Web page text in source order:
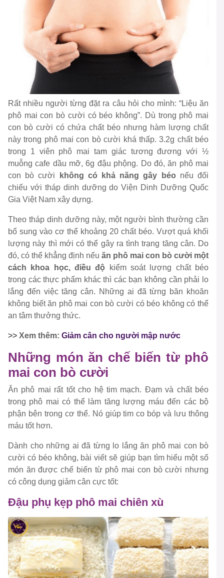
Rất nhiều người từng đặt ra câu hỏi cho mình: “Liệu ăn
phô mai con bò cười có béo không”. Dù trong phô mai
con bò cười có chứa chất béo nhưng hàm lượng chất
này trong phô mai con bò cười khá thấp. 3.2g chất béo
trong 1 viên phô mai tam giác tương đương với ½
muỗng cafe dầu mỡ, 6g đậu phộng. Do đó, ăn phô mai
con bò cười không có khả năng gây béo nếu đối
chiếu với tháp dinh dưỡng do Viện Dinh Dưỡng Quốc
Gia Việt Nam xây dựng.
Theo tháp dinh dưỡng này, một người bình thường cần
bổ sung vào cơ thể khoảng 20 chất béo. Vượt quá khối
lượng này thì mới có thể gây ra tình trạng tăng cân. Do
đó, có thể khẳng định nếu ăn phô mai con bò cười một
cách khoa học, điều độ kiểm soát lượng chất béo
trong các thực phẩm khác thì các bạn không cần phải lo
lắng đến việc tăng cân. Những ai đã từng băn khoăn
không biết ăn phô mai con bò cười có béo không có thể
an tâm thưởng thức.
>> Xem thêm: Giảm cân cho người mập nước
Những món ăn chế biến từ phô
mai con bò cười
Ăn phô mai rất tốt cho hệ tim mạch. Đạm và chất béo
trong phô mai có thể làm tăng lượng máu đến các bộ
phận bên trong cơ thể. Nó giúp tim co bóp và lưu thông
máu tốt hơn.
Dành cho những ai đã từng lo lắng ăn phô mai con bò
cười có béo không, bài viết sẽ giúp bạn tìm hiểu một số
món ăn được chế biến từ phô mai con bò cười nhưng
có công dụng giảm cân cực tốt:
Đậu phụ kẹp phô mai chiên xù